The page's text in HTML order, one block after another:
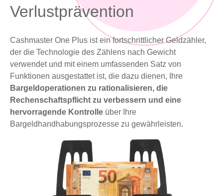
Verlustprävention
Cashmaster One Plus ist ein fortschrittlicher Geldzähler,
der die Technologie des Zählens nach Gewicht
verwendet und mit einem umfassenden Satz von
Funktionen ausgestattet ist, die dazu dienen, Ihre
Bargeldoperationen zu rationalisieren, die
Rechenschaftspflicht zu verbessern und eine
hervorragende Kontrolle über Ihre
Bargeldhandhabungsprozesse zu gewährleisten.